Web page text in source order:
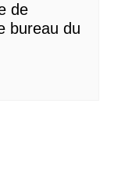
de
bureau du